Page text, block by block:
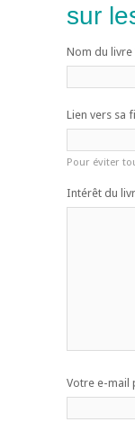
sur
Nom du livre
Lien vers sa
Pour éviter
Intérêt du
Votre e-mail